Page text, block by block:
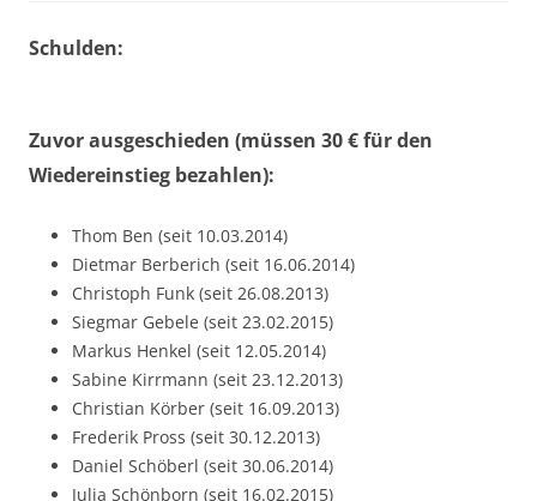
Schulden:
Zuvor ausgeschieden (müssen 30 € für den
Wiedereinstieg bezahlen):
Thom Ben (seit 10.03.2014)
Dietmar Berberich (seit 16.06.2014)
Christoph Funk (seit 26.08.2013)
Siegmar Gebele (seit 23.02.2015)
Markus Henkel (seit 12.05.2014)
Sabine Kirrmann (seit 23.12.2013)
Christian Körber (seit 16.09.2013)
Frederik Pross (seit 30.12.2013)
Daniel Schöberl (seit 30.06.2014)
Julia Schönborn (seit 16.02.2015)